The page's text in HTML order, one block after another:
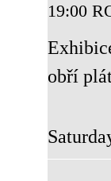
19:00
obří